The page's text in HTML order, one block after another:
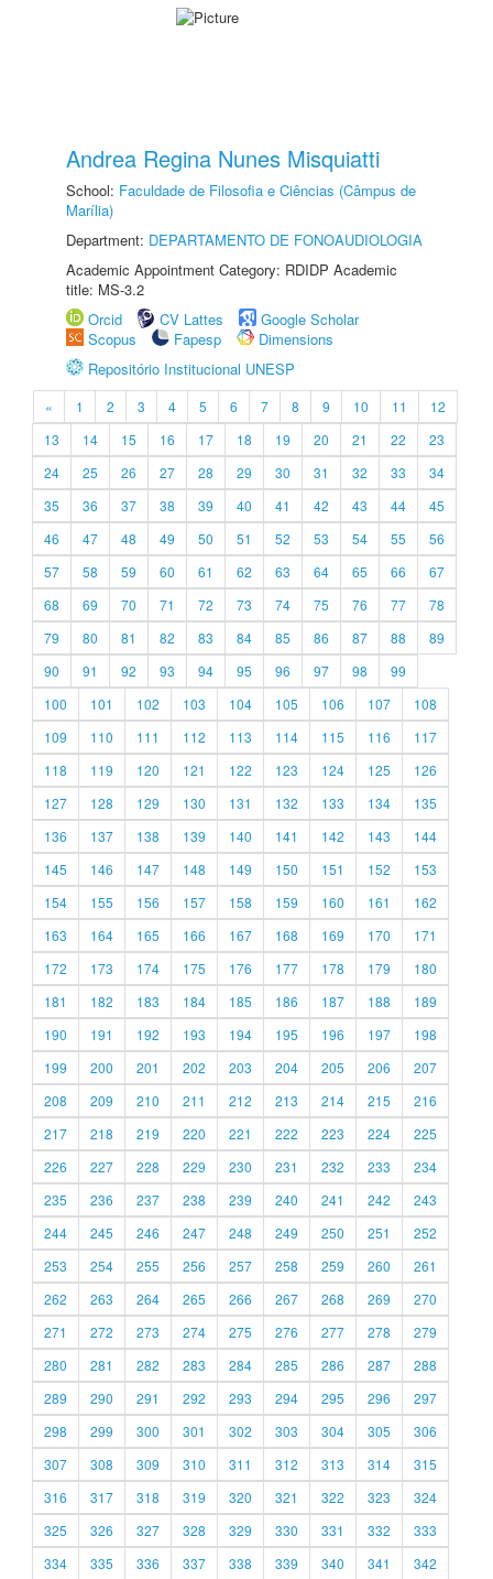
Andrea Regina Nunes Misquiatti
School: Faculdade de Filosofia e Ciências (Câmpus de
Marília)
Department: DEPARTAMENTO DE FONOAUDIOLOGIA
Academic Appointment Category: RDIDP Academic
title: MS-3.2
Orcid
CV Lattes
Google Scholar
Scopus
Fapesp
Dimensions
Repositório Institucional UNESP
« 1 2 3 4 5 6 7 8 9 10 11
12
13
14 15 16 17 18 19 20 21 22
23
24
25 26 27 28 29 30 31 32 33
34
35
36 37 38 39 40 41 42 43 44
45
46
47 48 49 50 51 52 53 54 55
56
57
58 59 60 61 62 63 64 65 66
67
68
69 70 71 72 73 74 75 76 77
78
79
80 81 82 83 84 85 86 87 88
89
90
91 92 93 94 95 96 97 98
99
100
101 102 103 104 105 106 107
108
109
110 111 112 113 114 115 116
117
118
119 120 121 122 123 124 125
126
127
128 129 130 131 132 133 134
135
136
137 138 139 140 141 142 143
144
145
146 147 148 149 150 151 152
153
154
155 156 157 158 159 160 161
162
163
164 165 166 167 168 169 170
171
172
173 174 175 176 177 178 179
180
181
182 183 184 185 186 187 188
189
190
191 192 193 194 195 196 197
198
199
200 201 202 203 204 205 206
207
208
209 210 211 212 213 214 215
216
217
218 219 220 221 222 223 224
225
226
227 228 229 230 231 232 233
234
235
236 237 238 239 240 241 242
243
244
245 246 247 248 249 250 251
252
253
254 255 256 257 258 259 260
261
262
263 264 265 266 267 268 269
270
271
272 273 274 275 276 277 278
279
280
281 282 283 284 285 286 287
288
289
290 291 292 293 294 295 296
297
298
299 300 301 302 303 304 305
306
307
308 309 310 311 312 313 314
315
316
317 318 319 320 321 322 323
324
325
326 327 328 329 330 331 332
333
334
335 336 337 338 339 340 341 342